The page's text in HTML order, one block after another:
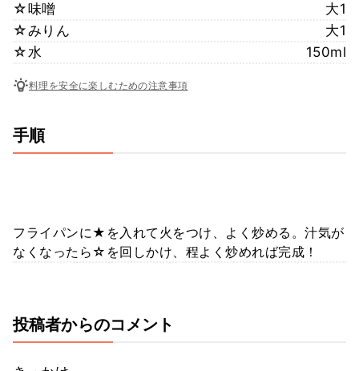
☆味噌
大1
☆みりん
大1
☆水
150ml
料理を安全に楽しむための注意事項
手順
フライパンに★を入れて火をつけ、よく炒める。汁気が
なくなったら☆を回しかけ、程よく炒めれば完成！
投稿者からのコメント